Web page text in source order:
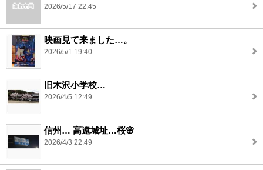
2026/5/17 22:45
映画見て来ました…。
2026/5/1 19:40
旧木沢小学校…
2026/4/5 12:49
信州… 高遠城址…桜🌸
2026/4/3 22:49